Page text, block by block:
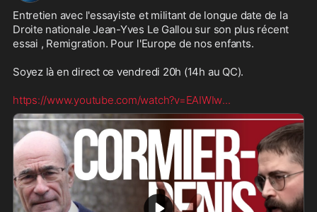
Entretien avec l'essayiste et militant de longue date de la
Droite nationale Jean-Yves Le Gallou sur son plus récent
essai , Remigration. Pour l'Europe de nos enfants.
Soyez là en direct ce vendredi 20h (14h au QC).
https://www.youtube.com/watch?v=EAIWIw...